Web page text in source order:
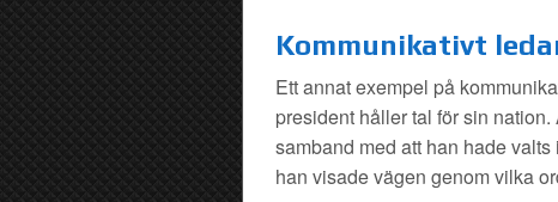
Kommunikativt
Ett annat exempel på
president håller tal för sin
samband med att han hade
han visade vägen genom vilka